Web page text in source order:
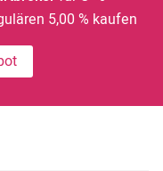
5,00 % kaufen